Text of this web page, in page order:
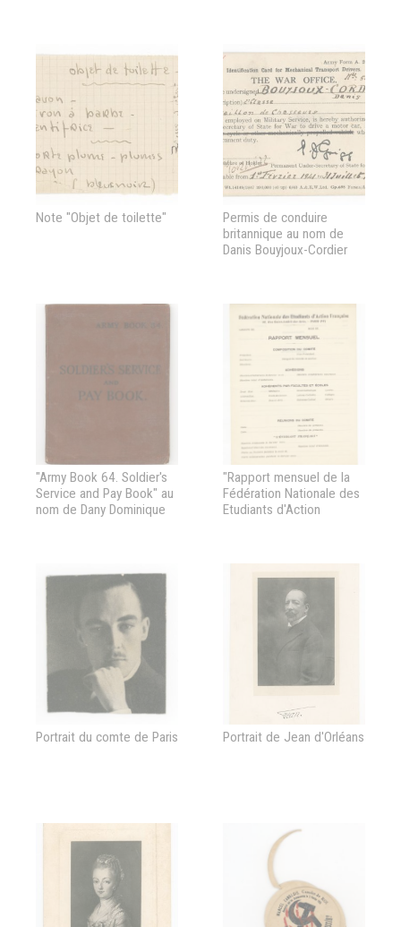
Note "Objet de toilette"
Permis de conduire
britannique au nom de
Danis Bouyjoux-Cordier
"Army Book 64. Soldier's
Service and Pay Book" au
nom de Dany Dominique
"Rapport mensuel de la
Fédération Nationale des
Etudiants d'Action
Portrait du comte de Paris Portrait de Jean d'Orléans